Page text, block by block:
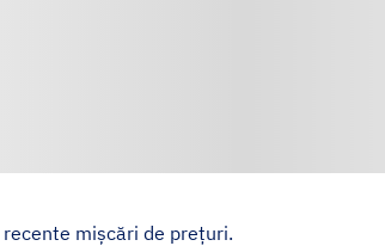
mișcări de prețuri.